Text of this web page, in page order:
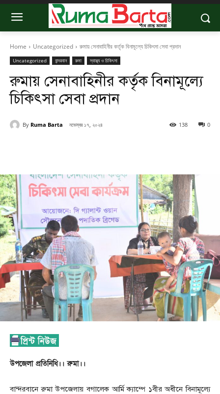
Home Uncategorized রুমায় সেনাবাহিনীর কর্তৃক বিনামূল্যে চিকিৎসা সেবা প্রদান
Uncategorized বান্দরবান রুমা স্বাস্থ্য ও চিকিৎসা
রুমায় সেনাবাহিনীর কর্তৃক বিনামূল্যে
চিকিৎসা সেবা প্রদান
By Ruma Barta নভেম্বর ১৭, ২০২৪ 0
138
উপজেলা প্রতিনিধি।। রুমা।।
বান্দরবানে রুমা উপজেলায় বগালেক আর্মি ক্যাম্পে ১বীর অধীনে বিনামূল্যে